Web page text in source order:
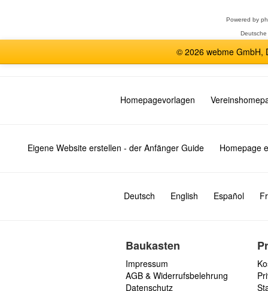
Powered by
© 2026 webme GmbH,
Homepagevorlagen
Eigene Website erstellen - der Anfänger Guide Homepage
Deutsch English Español
Baukasten
Impressum
AGB & Widerrufsbelehrung
Datenschutz